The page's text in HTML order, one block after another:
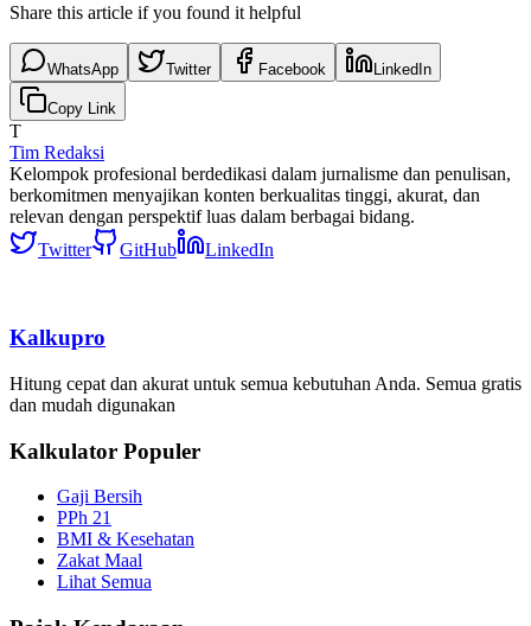
Share this article if you found it helpful
WhatsApp Twitter Facebook LinkedIn
Copy Link
T
Tim Redaksi
Kelompok profesional berdedikasi dalam jurnalisme dan penulisan,
berkomitmen menyajikan konten berkualitas tinggi, akurat, dan
relevan dengan perspektif luas dalam berbagai bidang.
Twitter
GitHub LinkedIn
Kalkupro
Hitung cepat dan akurat untuk semua kebutuhan Anda. Semua gratis
dan mudah digunakan
Kalkulator Populer
Gaji Bersih
PPh 21
BMI & Kesehatan
Zakat Maal
Lihat Semua